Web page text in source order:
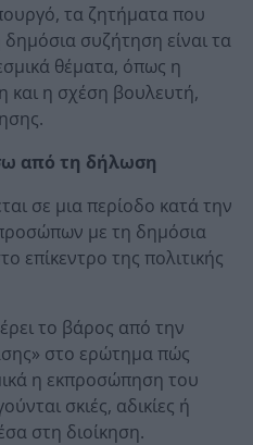
τα ζητήματα που
συζήτηση είναι τα
θέματα, όπως η
και η σχέση βουλευτή,
από τη δήλωση
σε μια περίοδο κατά την
με τη δημόσια
επίκεντρο της πολιτικής
το βάρος από την
στο ερώτημα πώς
η εκπροσώπηση του
σκιές, αδικίες ή
στη διοίκηση.